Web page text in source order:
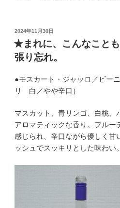
投
稿
日:
2024年11月30日
★まれに、こんなこと
張り忘れ。
●モスカート・ジャッロ／ビー
リ 白／やや辛口）
マスカット、青リンゴ、白桃、
アロマティックな香り。フルー
感じられ、辛口ながら優しく甘
ッシュでスッキリとした味わい。